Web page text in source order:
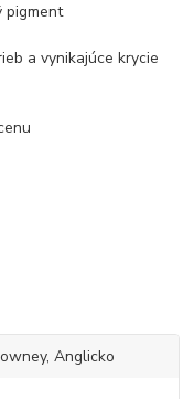
pigment
a vynikajúce krycie
Anglicko